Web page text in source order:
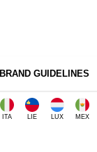
BRAND GUIDELINES
ITA LIE LUX MEX